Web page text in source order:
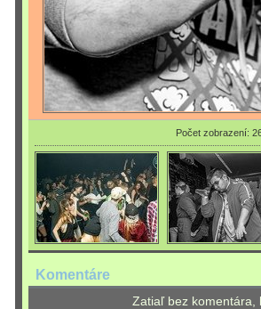
Počet zobrazení:
Komentáre
Zatiaľ bez komentára,